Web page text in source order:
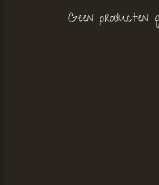
Geen producten